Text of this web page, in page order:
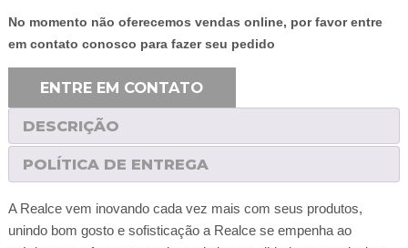
No momento não oferecemos vendas online, por favor entre
em contato conosco para fazer seu pedido
ENTRE EM CONTATO
DESCRIÇÃO
POLÍTICA DE ENTREGA
A Realce vem inovando cada vez mais com seus produtos,
unindo bom gosto e sofisticação a Realce se empenha ao